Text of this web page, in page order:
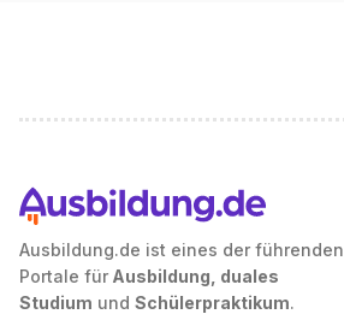
Ausbildung.de ist eines der führenden
Portale für Ausbildung, duales
Studium und Schülerpraktikum.